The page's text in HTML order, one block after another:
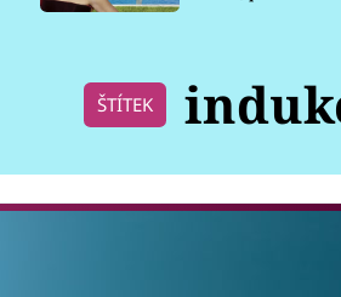
ŠTÍTEK